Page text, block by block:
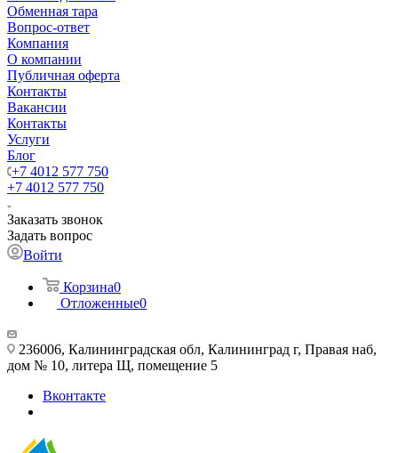
Обменная тара
Вопрос-ответ
Компания
О компании
Публичная оферта
Контакты
Вакансии
Контакты
Услуги
Блог
+7 4012 577 750
+7 4012 577 750
Заказать звонок
Задать вопрос
Войти
Корзина0
Отложенные0
236006, Калининградская обл, Калининград г, Правая наб,
дом № 10, литера Щ, помещение 5
Вконтакте